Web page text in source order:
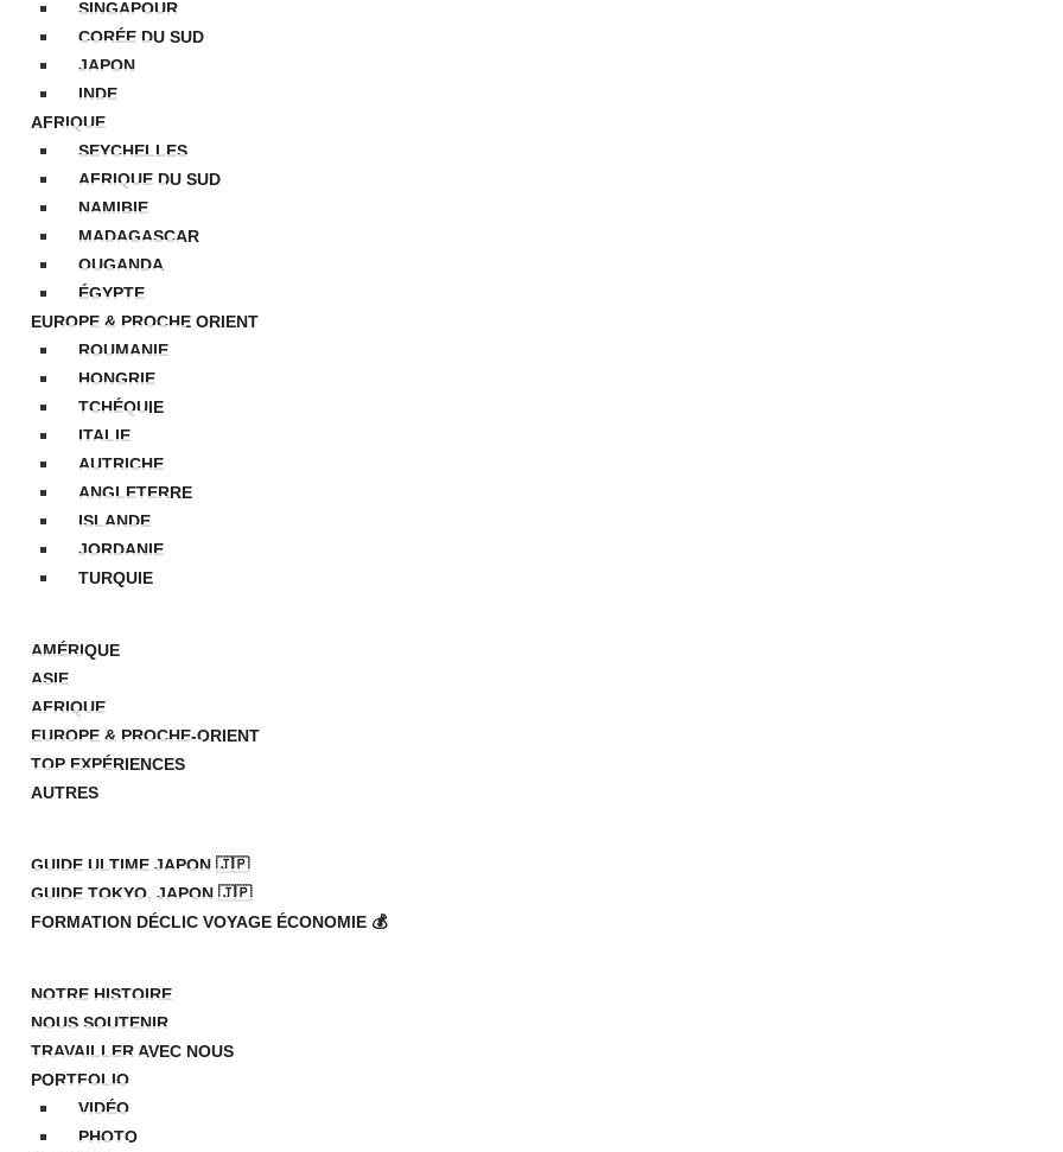
SINGAPOUR
CORÉE DU SUD
JAPON
INDE
AFRIQUE
SEYCHELLES
AFRIQUE DU SUD
NAMIBIE
MADAGASCAR
OUGANDA
ÉGYPTE
EUROPE & PROCHE ORIENT
ROUMANIE
HONGRIE
TCHÉQUIE
ITALIE
AUTRICHE
ANGLETERRE
ISLANDE
JORDANIE
TURQUIE
AMÉRIQUE
ASIE
AFRIQUE
EUROPE & PROCHE-ORIENT
TOP EXPÉRIENCES
AUTRES
GUIDE ULTIME JAPON 🇯🇵
GUIDE TOKYO, JAPON 🇯🇵
FORMATION DÉCLIC VOYAGE ÉCONOMIE 💰
NOTRE HISTOIRE
NOUS SOUTENIR
TRAVAILLER AVEC NOUS
PORTFOLIO
VIDÉO
PHOTO